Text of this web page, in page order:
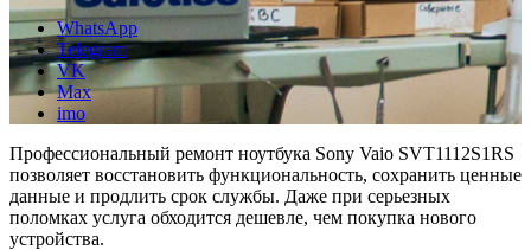
WhatsApp
Telegram
VK
Max
imo
Профессиональный ремонт ноутбука Sony Vaio SVT1112S1RS
позволяет восстановить функциональность, сохранить ценные
данные и продлить срок службы. Даже при серьезных
поломках услуга обходится дешевле, чем покупка нового
устройства.